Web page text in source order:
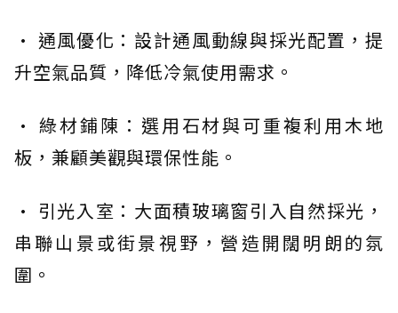
· 通風優化：設計通風動線與採光配置，提
升空氣品質，降低冷氣使用需求。
· 綠材鋪陳：選用石材與可重複利用木地
板，兼顧美觀與環保性能。
· 引光入室：大面積玻璃窗引入自然採光，
串聯山景或街景視野，營造開闊明朗的氛
圍。